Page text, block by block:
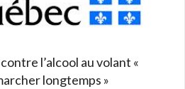
l’alcool au volant «
longtemps »